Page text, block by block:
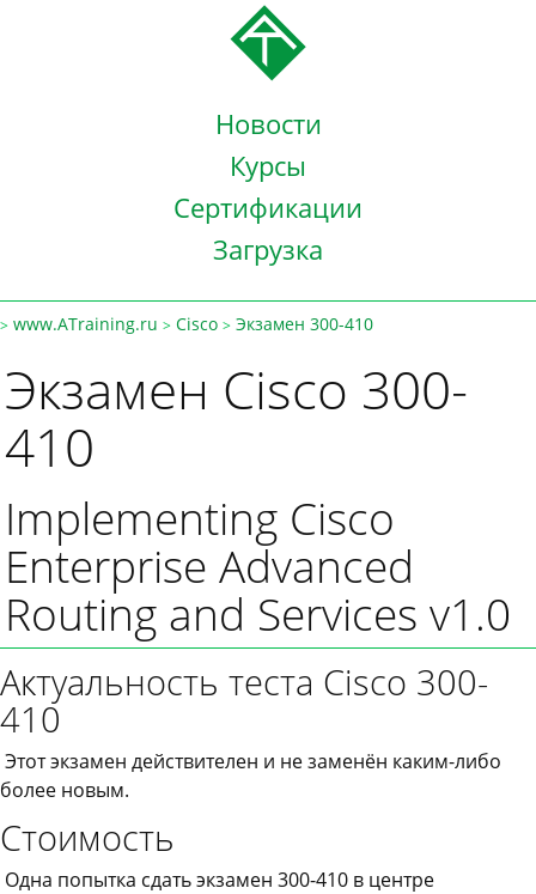
Новости
Курсы
Сертификации
Загрузка
> www.ATraining.ru > Cisco > Экзамен 300-410
Экзамен Cisco 300-
410
Implementing Cisco
Enterprise Advanced
Routing and Services v1.0
Актуальность теста Cisco 300-
410
Этот экзамен действителен и не заменён каким-либо
более новым.
Стоимость
Одна попытка сдать экзамен 300-410 в центре